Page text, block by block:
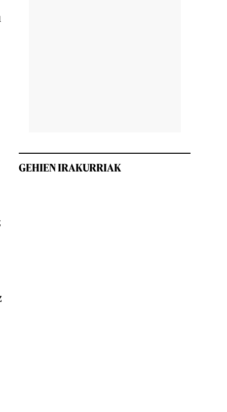
GEHIEN IRAKURRIAK